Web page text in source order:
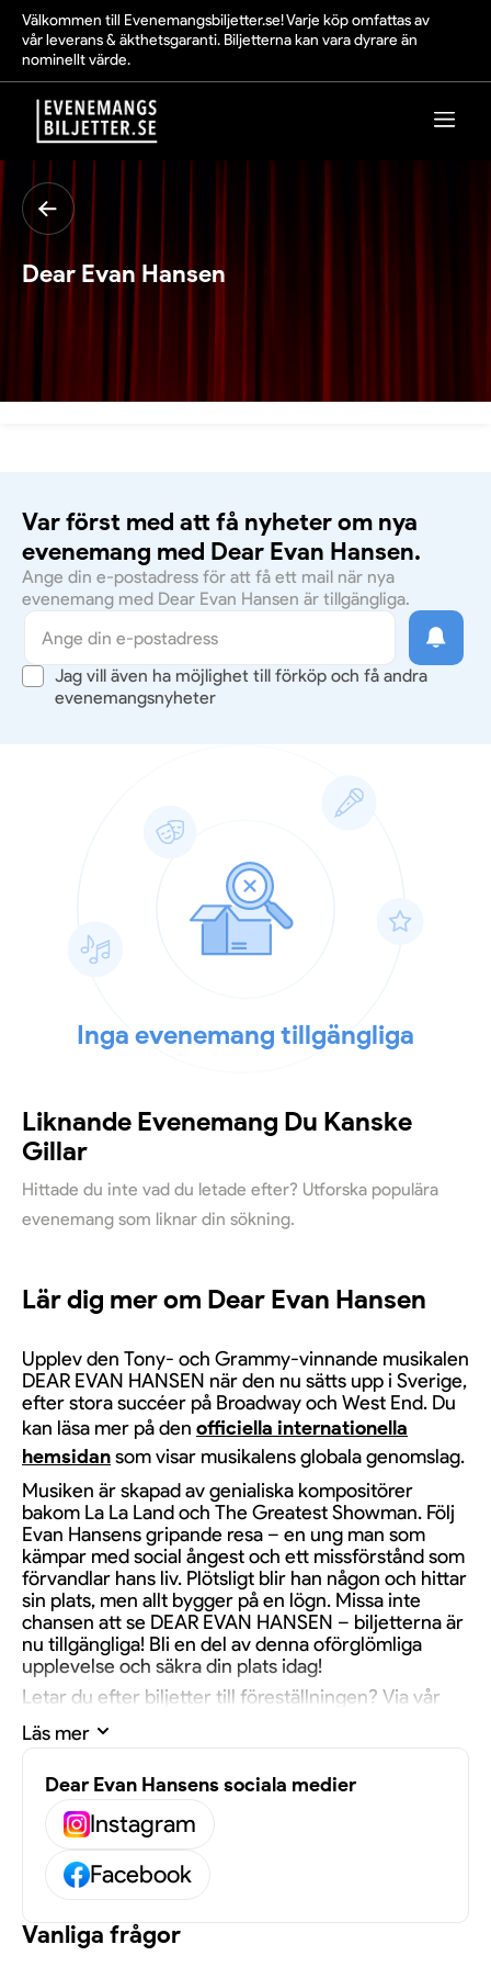
Välkommen till Evenemangsbiljetter.se! Varje köp omfattas av
vår leverans & äkthetsgaranti. Biljetterna kan vara dyrare än
nominellt värde.
Dear Evan Hansen
Var först med att få nyheter om nya
evenemang med Dear Evan Hansen.
Ange din e-postadress för att få ett mail när nya
evenemang med Dear Evan Hansen är tillgängliga.
Jag vill även ha möjlighet till förköp och få andra
evenemangsnyheter
Inga evenemang tillgängliga
Liknande Evenemang Du Kanske
Gillar
Hittade du inte vad du letade efter? Utforska populära
evenemang som liknar din sökning.
Lär dig mer om Dear Evan Hansen
Upplev den Tony- och Grammy-vinnande musikalen
DEAR EVAN HANSEN när den nu sätts upp i Sverige,
efter stora succéer på Broadway och West End. Du
kan läsa mer på den officiella internationella
hemsidansom visar musikalens globala genomslag.
Musiken är skapad av genialiska kompositörer
bakom La La Land och The Greatest Showman. Följ
Evan Hansens gripande resa – en ung man som
kämpar med social ångest och ett missförstånd som
förvandlar hans liv. Plötsligt blir han någon och hittar
sin plats, men allt bygger på en lögn. Missa inte
chansen att se DEAR EVAN HANSEN – biljetterna är
nu tillgängliga! Bli en del av denna oförglömliga
upplevelse och säkra din plats idag!
Letar du efter biljetter till föreställningen? Via vår
priser som kan skilja sig från det nominella värdet
olika alternativ innan köpet genomförs.
Läs mer
Dear Evan Hansens sociala medier
Instagram
Facebook
Vanliga frågor